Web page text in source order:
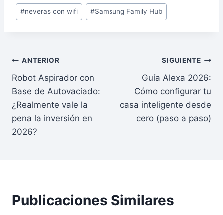
#neveras con wifi #Samsung Family Hub
Navegación
de
entradas
ANTERIOR
Robot Aspirador con
Base de Autovaciado:
¿Realmente vale la
pena la inversión en
2026?
SIGUIENTE
Guía Alexa 2026:
Cómo configurar tu
casa inteligente desde
cero (paso a paso)
Publicaciones Similares